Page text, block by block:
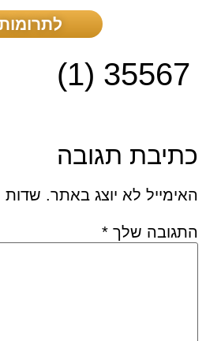
35567 (1)
כתיבת תגובה
האימייל לא יוצג באתר. שדות
התגובה שלך *